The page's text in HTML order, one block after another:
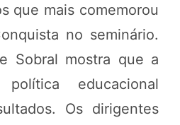
que mais comemorou
no seminário.
Sobral mostra que a
educacional
Os dirigentes